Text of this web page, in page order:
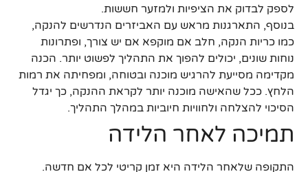
לספק לבדוק את הציפיות ולמזער חששות.
בנוסף, התארגנות מראש עם האביזרים הנדרשים להנקה,
כמו כריות הנקה, חלב אם מוקפא אם יש צורך, ופתרונות
נוחות שונים, יכולים להפוך את התהליך לפשוט יותר. הכנה
מקדימה מסייעת להרגיש מוכנה ובטוחה, ומפחיתה את רמות
הלחץ. ככל שהאישה מוכנה יותר לקראת ההנקה, כך יגדל
הסיכוי להצלחה ולחוויות חיוביות במהלך התהליך.
תמיכה לאחר הלידה
התקופה שלאחר הלידה היא זמן קריטי לכל אם חדשה.